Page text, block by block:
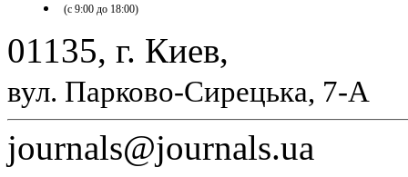
(с 9:00 до 18:00)
01135, г. Киев,
вул. Парково-Сирецька, 7-А
journals@journals.ua